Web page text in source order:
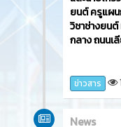
ข่าวสาร
กุมภาพันธ์ 2024